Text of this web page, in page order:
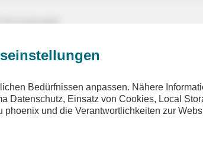
Bedürfnissen anpassen. Nähere
Datenschutz, Einsatz von Cookies, Local
phoenix und die Verantwortlichkeiten zur